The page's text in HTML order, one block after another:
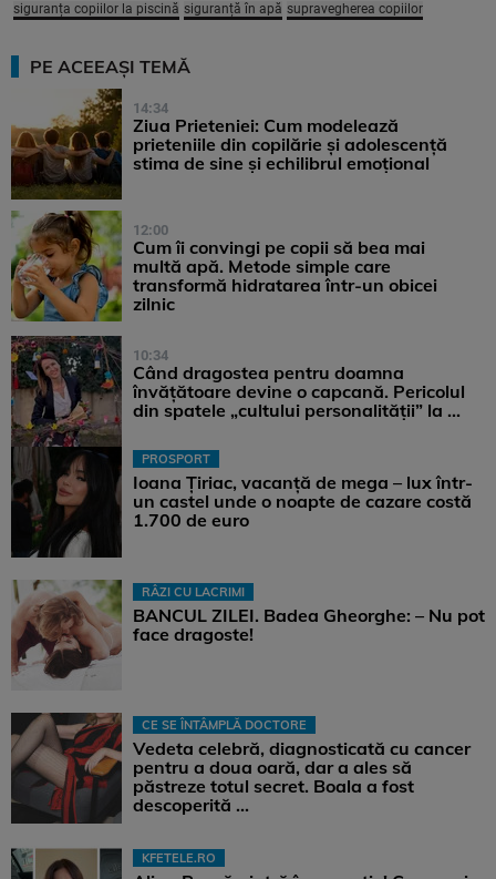
siguranța copiilor la piscină siguranță în apă supravegherea copiilor
PE ACEEAȘI TEMĂ
14:34
Ziua Prieteniei: Cum modelează
prieteniile din copilărie și adolescență
stima de sine și echilibrul emoțional
12:00
Cum îi convingi pe copii să bea mai
multă apă. Metode simple care
transformă hidratarea într-un obicei
zilnic
10:34
Când dragostea pentru doamna
învățătoare devine o capcană. Pericolul
din spatele „cultului personalității” la ...
PROSPORT
Ioana Țiriac, vacanță de mega – lux într-
un castel unde o noapte de cazare costă
1.700 de euro
RÂZI CU LACRIMI
BANCUL ZILEI. Badea Gheorghe: – Nu pot
face dragoste!
CE SE ÎNTÂMPLĂ DOCTORE
Vedeta celebră, diagnosticată cu cancer
pentru a doua oară, dar a ales să
păstreze totul secret. Boala a fost
descoperită ...
KFETELE.RO